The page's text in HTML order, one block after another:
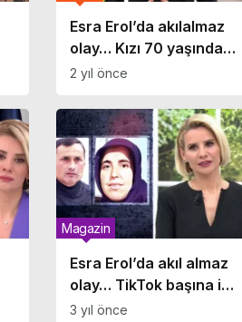
Esra Erol’da akılalmaz
olay… Kızı 70 yaşındaki
eski sevgilisine kaçtı!
2 yıl önce
Esra Erol’da akıl almaz
olay… TikTok başına iş
açtı! Canlı yayında eşi
Magazin
3 yıl önce